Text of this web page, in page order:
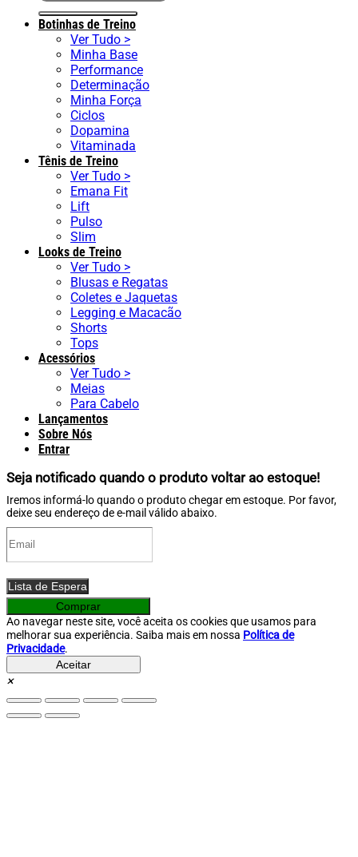
por:
Botinhas de Treino
Ver Tudo >
Minha Base
Performance
Determinação
Minha Força
Ciclos
Dopamina
Vitaminada
Tênis de Treino
Ver Tudo >
Emana Fit
Lift
Pulso
Slim
Looks de Treino
Ver Tudo >
Blusas e Regatas
Coletes e Jaquetas
Legging e Macacão
Shorts
Tops
Acessórios
Ver Tudo >
Meias
Para Cabelo
Lançamentos
Sobre Nós
Entrar
Seja notificado quando o produto voltar ao estoque!
Iremos informá-lo quando o produto chegar em estoque. Por favor,
deixe seu endereço de e-mail válido abaixo.
Lista de Espera
O
preço
original
era:
R$ 269,90.
O
preço
atual
é:
R$ 229,90.
Comprar
Ao navegar neste site, você aceita os cookies que usamos para
melhorar sua experiência. Saiba mais em nossa Política de
Privacidade.
Aceitar
×